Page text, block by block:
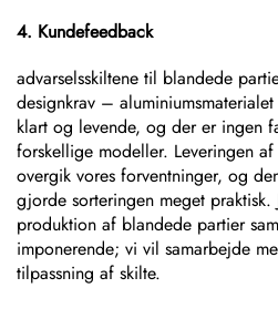
4. Kundefeedback
advarselsskiltene til blandede
designkrav –
klart og levende, og der er ingen
forskellige modeller. Leveringen
overgik vores forventninger, og
gjorde sorteringen meget praktisk.
produktion af blandede partier
imponerende; vi vil samarbejde
tilpassning af skilte.